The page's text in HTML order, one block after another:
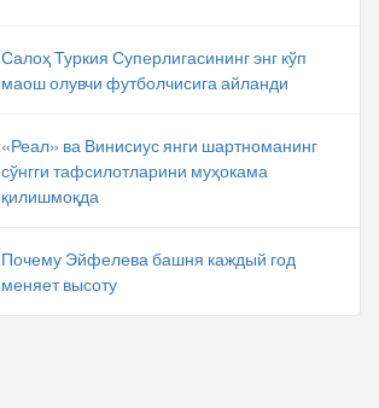
Салоҳ Туркия Суперлигасининг энг кўп
маош олувчи футболчисига айланди
«Реал» ва Винисиус янги шартноманинг
сўнгги тафсилотларини муҳокама
қилишмоқда
Почему Эйфелева башня каждый год
меняет высоту